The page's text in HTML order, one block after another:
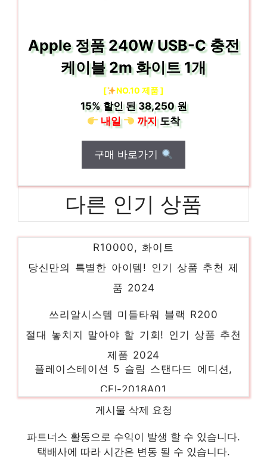
Apple 정품 240W USB-C 충전
케이블 2m 화이트 1개
[ NO.10 제품 ]
15%할인 된38,250 원
내일
까지도착
구매 바로가기
다른 인기 상품
리큅 3in1 폴더블 무선 접이식 선풍기, LEF-
R10000, 화이트
당신만의 특별한 아이템! 인기 상품 추천 제
품 2024
플레이스테이션 5 슬림 스탠다드 에디션,
CFI-2018A01
새로운 시작, 새로운 아이템 인기 상품 추천
제품 2024
본문에 들어가는 내용입니다.
게시물 삭제 요청
파트너스 활동으로 수익이 발생 할 수 있습니다.
택배사에 따라 시간은 변동 될 수 있습니다.